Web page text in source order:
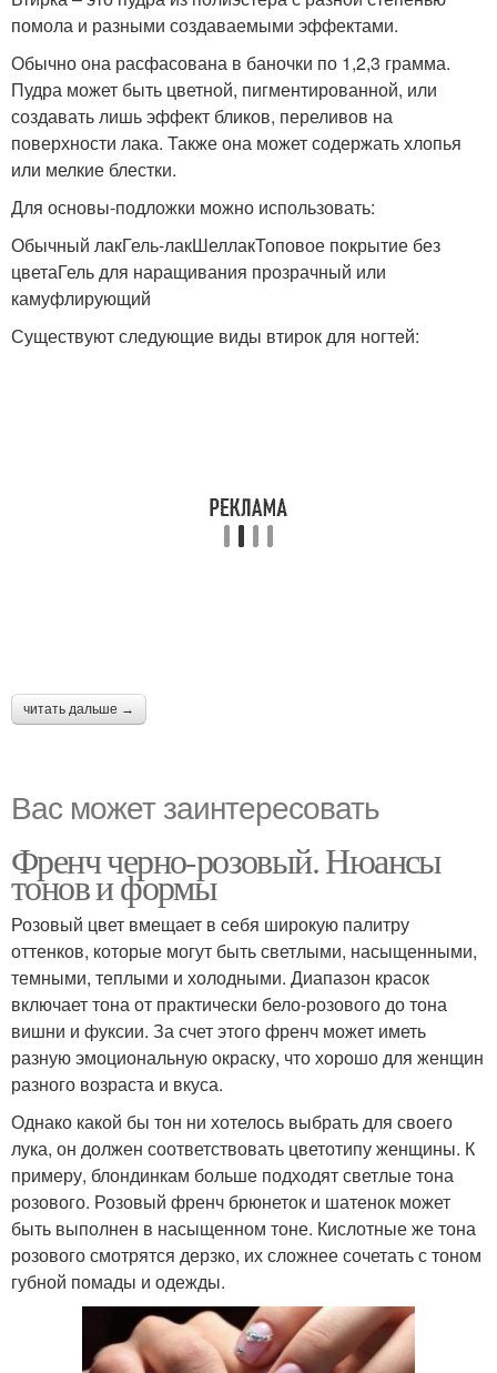
помола и разными создаваемыми эффектами.
Обычно она расфасована в баночки по 1,2,3 грамма.
Пудра может быть цветной, пигментированной, или
создавать лишь эффект бликов, переливов на
поверхности лака. Также она может содержать хлопья
или мелкие блестки.
Для основы-подложки можно использовать:
Обычный лакГель-лакШеллакТоповое покрытие без
цветаГель для наращивания прозрачный или
камуфлирующий
Существуют следующие виды втирок для ногтей:
читать дальше →
Вас может заинтересовать
Френч черно-розовый. Нюансы
тонов и формы
Розовый цвет вмещает в себя широкую палитру
оттенков, которые могут быть светлыми, насыщенными,
темными, теплыми и холодными. Диапазон красок
включает тона от практически бело-розового до тона
вишни и фуксии. За счет этого френч может иметь
разную эмоциональную окраску, что хорошо для женщин
разного возраста и вкуса.
Однако какой бы тон ни хотелось выбрать для своего
лука, он должен соответствовать цветотипу женщины. К
примеру, блондинкам больше подходят светлые тона
розового. Розовый френч брюнеток и шатенок может
быть выполнен в насыщенном тоне. Кислотные же тона
розового смотрятся дерзко, их сложнее сочетать с тоном
губной помады и одежды.